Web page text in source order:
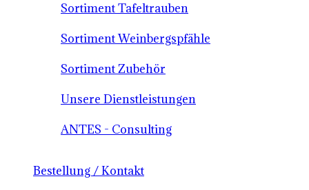
Sortiment Tafeltrauben
Sortiment Weinbergspfähle
Sortiment Zubehör
Unsere Dienstleistungen
ANTES - Consulting
Bestellung / Kontakt